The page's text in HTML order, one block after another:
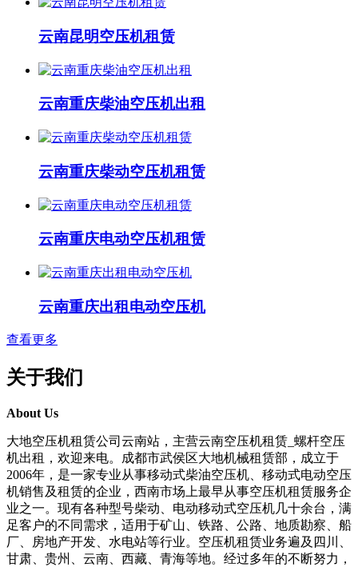
云南昆明空压机租赁
云南重庆柴油空压机出租
云南重庆柴动空压机租赁
云南重庆电动空压机租赁
云南重庆出租电动空压机
查看更多
关于我们
About Us
大地空压机租赁公司云南站，主营云南空压机租赁_螺杆空压
机出租，欢迎来电。成都市武侯区大地机械租赁部，成立于
2006年，是一家专业从事移动式柴油空压机、移动式电动空压
机销售及租赁的企业，西南市场上最早从事空压机租赁服务企
业之一。现有各种型号柴动、电动移动式空压机几十余台，满
足客户的不同需求，适用于矿山、铁路、公路、地质勘察、船
厂、房地产开发、水电站等行业。空压机租赁业务遍及四川、
甘肃、贵州、云南、西藏、青海等地。经过多年的不断努力，